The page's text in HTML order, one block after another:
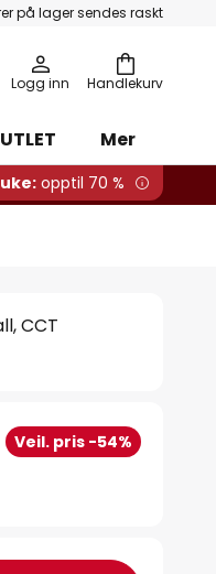
på lager sendes raskt
Handlekurv
Logg inn
Mer
opptil 70 %
CCT
Veil. pris -54%